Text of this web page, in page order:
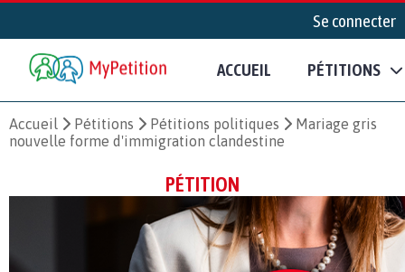
Se connecter
ACCUEIL PÉTITIONS
Accueil Pétitions Pétitions politiques
Mariage gris
nouvelle forme d'immigration clandestine
PÉTITION